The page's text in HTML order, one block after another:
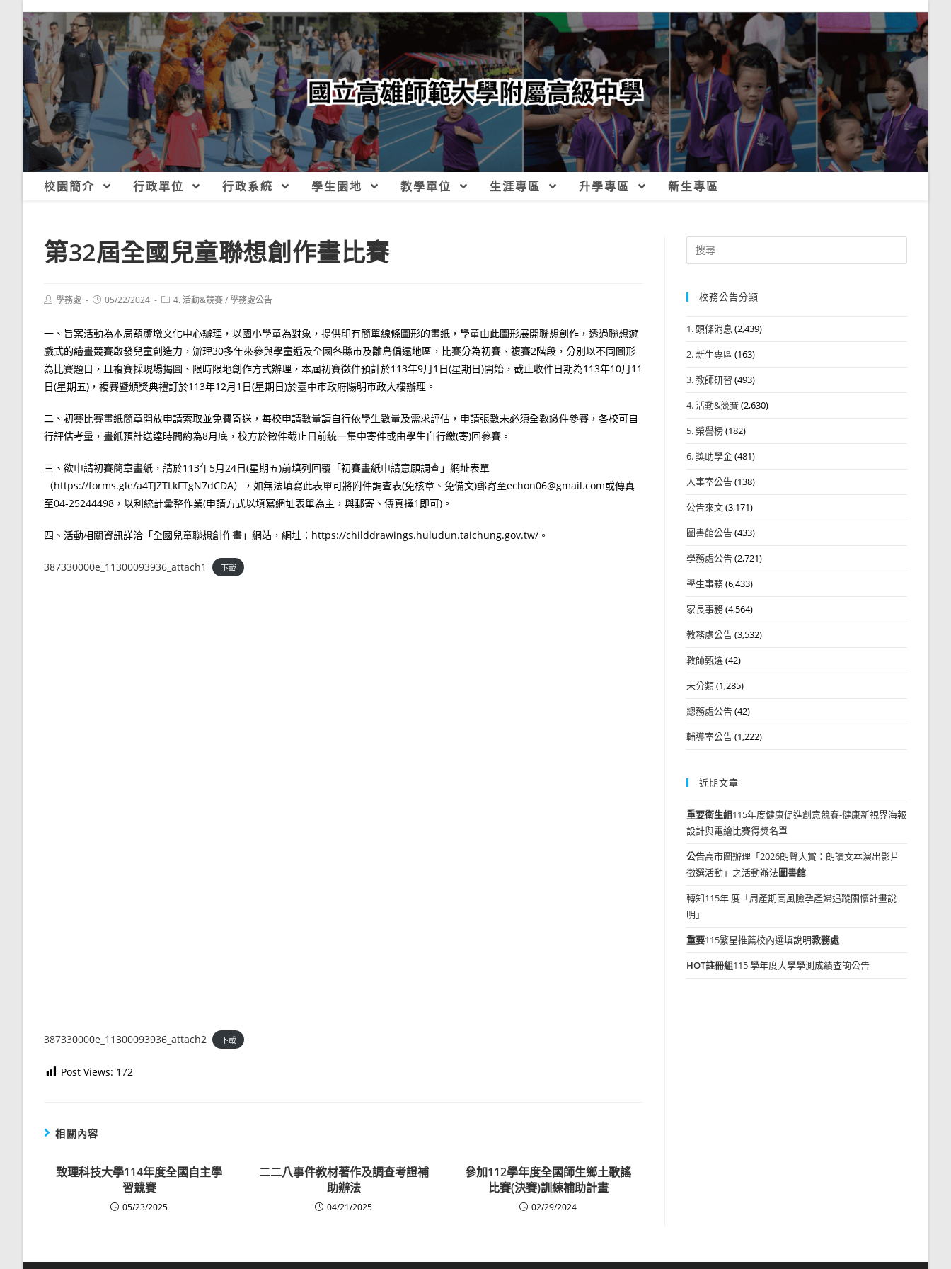
校園簡介 行政單位 行政系統 學生園地 教學單位 生涯專區 升學專區 新生專區
第32屆全國兒童聯想創作畫比賽
Post學務處
Post05/22/2024
Post4. 活動&競賽/學務處公告
一、旨案活動為本局葫蘆墩文化中心辦理，以國小學童為對象，提供印有簡單線條圖形的畫紙，學童由此圖形展開聯想創作，透過聯想遊
戲式的繪畫競賽啟發兒童創造力，辦理30多年來參與學童遍及全國各縣市及離島偏遠地區，比賽分為初賽、複賽2階段，分別以不同圖形
為比賽題目，且複賽採現場揭圖、限時限地創作方式辦理，本屆初賽徵件預計於113年9月1日(星期日)開始，截止收件日期為113年10月11
日(星期五)，複賽暨頒獎典禮訂於113年12月1日(星期日)於臺中市政府陽明市政大樓辦理。
二、初賽比賽畫紙簡章開放申請索取並免費寄送，每校申請數量請自行依學生數量及需求評估，申請張數未必須全數繳件參賽，各校可自
行評估考量，畫紙預計送達時間約為8月底，校方於徵件截止日前統一集中寄件或由學生自行繳(寄)回參賽。
三、欲申請初賽簡章畫紙，請於113年5月24日(星期五)前填列回覆「初賽畫紙申請意願調查」網址表單
（https://forms.gle/a4TJZTLkFTgN7dCDA），如無法填寫此表單可將附件調查表(免核章、免備文)郵寄至echon06@gmail.com或傳真
至04-25244498，以利統計彙整作業(申請方式以填寫網址表單為主，與郵寄、傳真擇1即可)。
四、活動相關資訊詳洽「全國兒童聯想創作畫」網站，網址：https://childdrawings.huludun.taichung.gov.tw/。
387330000e_11300093936_attach1 下載
387330000e_11300093936_attach2 下載
Post Views: 172
相關內容
致理科技大學114年度全國自主學
習競賽
05/23/2025
二二八事件教材著作及調查考證補
助辦法
04/21/2025
參加112學年度全國師生鄉土歌謠
比賽(決賽)訓練補助計畫
02/29/2024
Search
for:
校務公告分類
1. 頭條消息 (2,439)
2. 新生專區 (163)
3. 教師研習 (493)
4. 活動&競賽(2,630)
5. 榮譽榜(182)
6. 獎助學金(481)
人事室公告(138)
公告來文(3,171)
圖書館公告(433)
學務處公告(2,721)
學生事務(6,433)
家長事務(4,564)
教務處公告(3,532)
教師甄選(42)
未分類(1,285)
總務處公告(42)
輔導室公告(1,222)
近期文章
重要衛生組115年度健康促進創意競賽-健康新視界海報
設計與電繪比賽得獎名單
公告高市圖辦理「2026朗聲大賞：朗讀文本演出影片
徵選活動」之活動辦法圖書館
轉知115年 度「周產期高風險孕產婦追蹤關懷計畫說
明」
重要115繁星推薦校內選填說明教務處
HOT註冊組115 學年度大學學測成績查詢公告